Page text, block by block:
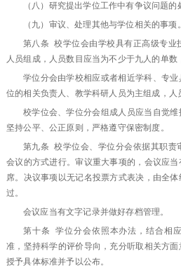
（八）研究提出学位工作中有争议问题的
（九）审议、处理其他与学位相关的事项。
第八条 校学位会由学校具有正高级专业
人员组成，人员数目应当为不少于九人的单数
学位分会由学校相应或者相近学科、专
位的相关负责人、教学科研人员为主组成，人
校学位会、学位分会组成人员应当自觉
坚持公平、公正原则，严格遵守保密制度。
第九条 校学位会、学位分会依据其职责
会议的方式进行。审议重大事项的，会议应
席。决议事项以无记名投票方式表决，由全
过。
会议应当有文字记录并做好存档管理。
第十条 学位分会依照本办法，结合相
准，坚持科学的评价导向，充分听取相关方
授予具体标准并予以公布。